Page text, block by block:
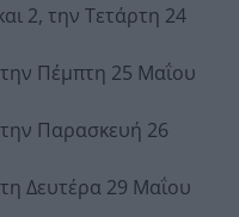
2, την Τετάρτη 24
Πέμπτη 25 Μαΐου
Παρασκευή 26
Δευτέρα 29 Μαΐου